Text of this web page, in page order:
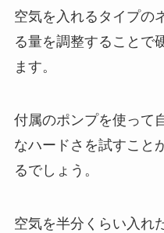
空気を入れるタイプの
る量を調整することで
ます。
付属のポンプを使って
なハードさを試すこと
るでしょう。
空気を半分くらい入れ